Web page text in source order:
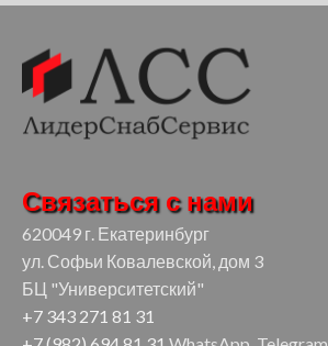
Связаться с нами
620049 г. Екатеринбург
ул. Софьи Ковалевской, дом 3
БЦ "Университетский"
+7 343 271 81 31